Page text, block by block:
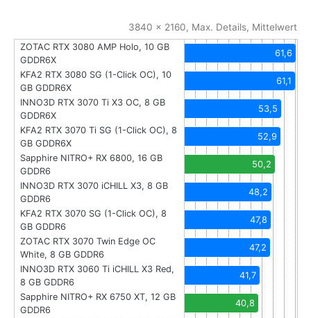
3840 x 2160, Max. Details, Mittelwert
ZOTAC RTX 3080 AMP Holo, 10 GB
GDDR6X
61,6
KFA2 RTX 3080 SG (1-Click OC), 10
GB GDDR6X
61,1
INNO3D RTX 3070 Ti X3 OC, 8 GB
GDDR6X
53,5
KFA2 RTX 3070 Ti SG (1-Click OC), 8
GB GDDR6X
52,9
Sapphire NITRO+ RX 6800, 16 GB
GDDR6
50,2
INNO3D RTX 3070 iCHILL X3, 8 GB
GDDR6
48,2
KFA2 RTX 3070 SG (1-Click OC), 8
GB GDDR6
47,8
ZOTAC RTX 3070 Twin Edge OC
White, 8 GB GDDR6
47,2
INNO3D RTX 3060 Ti iCHILL X3 Red,
8 GB GDDR6
41,7
Sapphire NITRO+ RX 6750 XT, 12 GB
GDDR6
40,8